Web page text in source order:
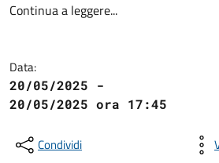
Continua a leggere...
Data:
20/05/2025 -
20/05/2025 ora 17:45
Condividi